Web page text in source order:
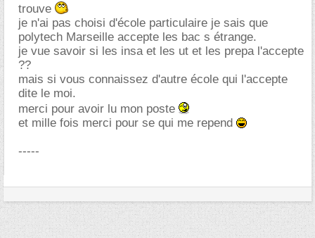
trouve
je n'ai pas choisi d'école particulaire je sais que
polytech Marseille accepte les bac s étrange.
je vue savoir si les insa et les ut et les prepa l'accepte
??
mais si vous connaissez d'autre école qui l'accepte
dite le moi.
merci pour avoir lu mon poste
et mille fois merci pour se qui me repend
-----